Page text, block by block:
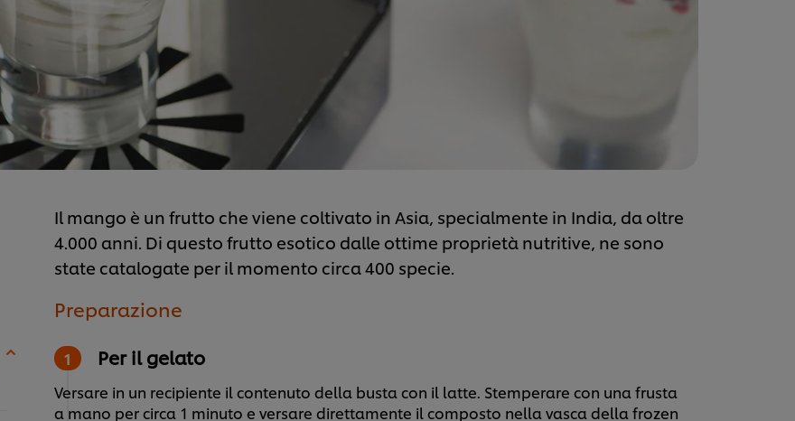
Il mango è un frutto che viene coltivato in Asia, specialmente in India, da oltre
4.000 anni. Di questo frutto esotico dalle ottime proprietà nutritive, ne sono
state catalogate per il momento circa 400 specie.
Preparazione
Per il gelato
Versare in un recipiente il contenuto della busta con il latte. Stemperare con una frusta
a mano per circa 1 minuto e versare direttamente il composto nella vasca della frozen